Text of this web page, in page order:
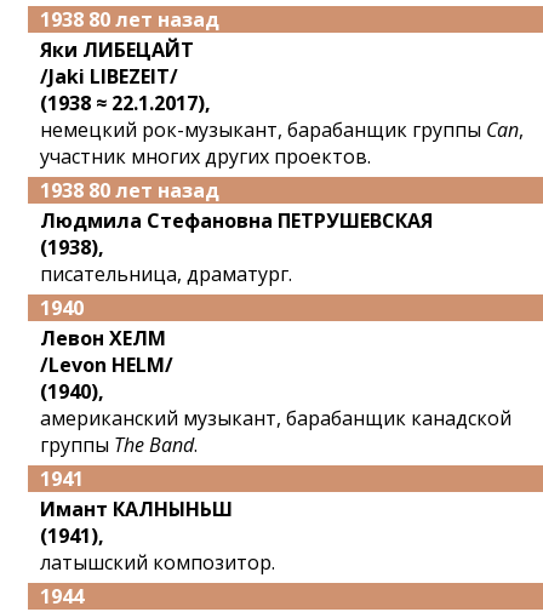
1938 80 лет назад
Яки ЛИБЕЦАЙТ
/Jaki LIBEZEIT/
(1938 ≈ 22.1.2017),
немецкий рок-музыкант, барабанщик группы Can,
участник многих других проектов.
1938 80 лет назад
Людмила Стефановна ПЕТРУШЕВСКАЯ
(1938),
писательница, драматург.
1940
Левон ХЕЛМ
/Levon HELM/
(1940),
американский музыкант, барабанщик канадской
группы The Band.
1941
Имант КАЛНЫНЬШ
(1941),
латышский композитор.
1944